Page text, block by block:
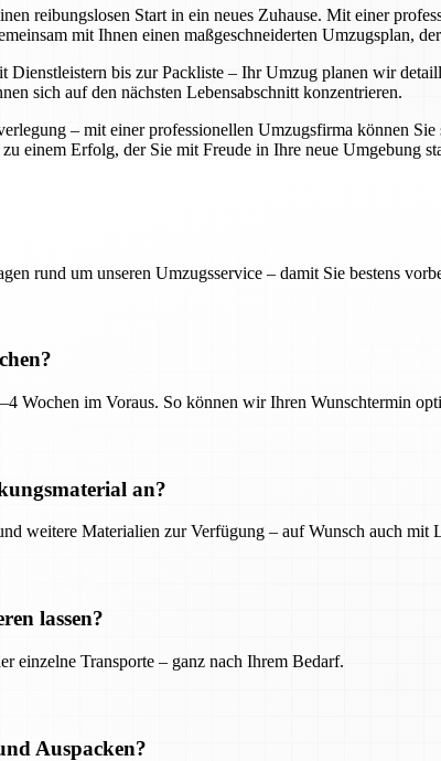
reibungslosen Start in ein neues Zuhause. Mit einer
mit Ihnen einen maßgeschneiderten Umzugsplan,
bis zur Packliste – Ihr Umzug planen wir
sich auf den nächsten Lebensabschnitt konzentrieren.
– mit einer professionellen Umzugsfirma können
einem Erfolg, der Sie mit Freude in Ihre neue Umgebung
rund um unseren Umzugsservice – damit Sie bestens
Wochen im Voraus. So können wir Ihren Wunschtermin
an?
weitere Materialien zur Verfügung – auf Wunsch auch mit
lassen?
einzelne Transporte – ganz nach Ihrem Bedarf.
Auspacken?